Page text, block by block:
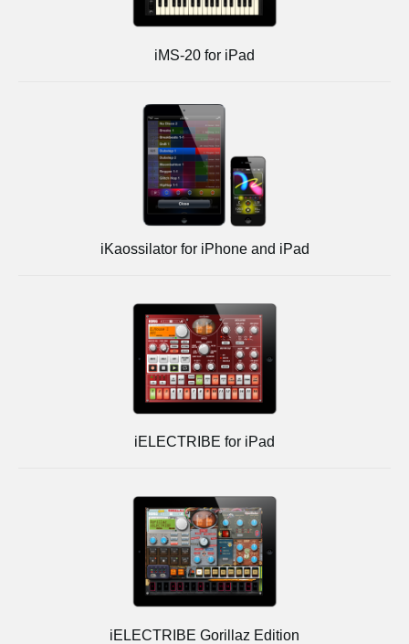
iMS-20 for iPad
iKaossilator for iPhone and iPad
iELECTRIBE for iPad
iELECTRIBE Gorillaz Edition